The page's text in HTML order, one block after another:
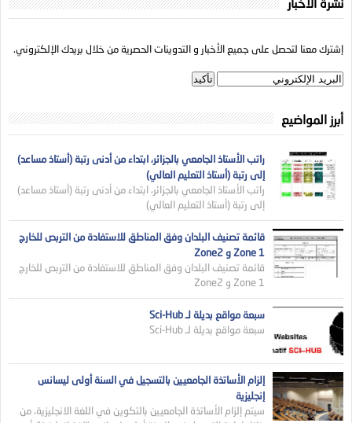
إشترك معنا لتحصل على جميع الأخبار و التدوينات الحصرية من خلال بريدك الإلكتروني.
أبرز المواضيع
راتب الأستاذ الجامعي بالجزائر، ابتداء من أدنى رتبة (أستاذ مساعد)
إلى رتبة (أستاذ التعليم العالي)
راتب الأستاذ الجامعي بالجزائر، ابتداء من أدنى رتبة (أستاذ مساعد)
إلى رتبة (أستاذ التعليم العالي)
قائمة تصنيف البلدان وفق المناطق للاستفادة من التربص للخارج
Zone 1 و Zone2
قائمة تصنيف البلدان وفق المناطق للاستفادة من التربص للخارج
Zone 1 و Zone2
سبعة مواقع بديلة لـ Sci-Hub
سبعة مواقع بديلة لـ Sci-Hub
إلزام الأساتذة الجامعيين بالتسجيل في السنة أولى ليسانس
إنجليزية
سيتم إلزام الأساتذة الجامعيين بالتكوين في اللغة الانجليزية، من